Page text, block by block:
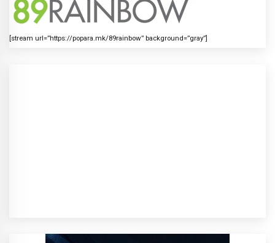
[stream url=”https://popara.mk/89rainbow” background=”gray”]